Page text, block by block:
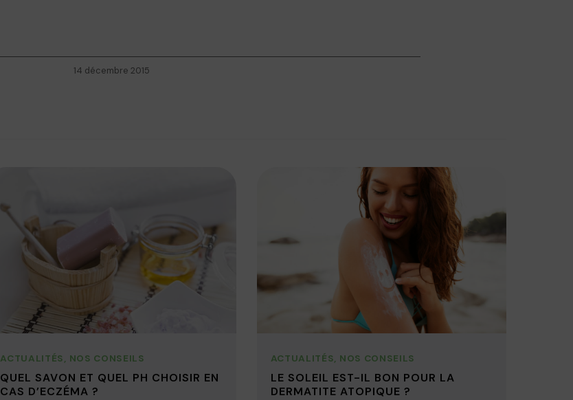
14 décembre 2015
ACTUALITÉS, NOS CONSEILS
QUEL SAVON ET QUEL PH CHOISIR EN
CAS D’ECZÉMA ?
ACTUALITÉS, NOS CONSEILS
LE SOLEIL EST-IL BON POUR LA
DERMATITE ATOPIQUE ?